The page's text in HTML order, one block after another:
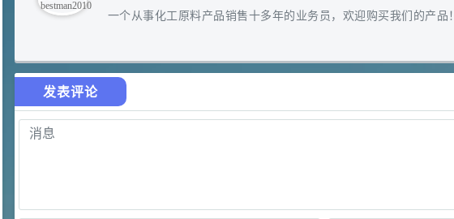
一个从事化工原料产品销售十多年的业务员，欢迎购买我们的产品！
发表评论
145 3 多效唑 90%
浏览量 - 4.4w